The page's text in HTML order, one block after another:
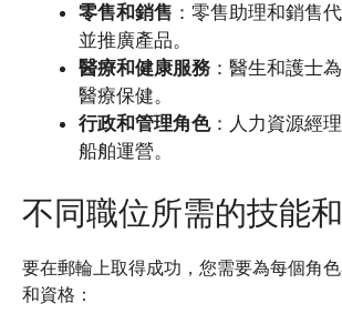
零售和銷售 ：零售助理和銷售
並推廣產品。
醫療和健康服務 ：醫生和護士
醫療保健。
行政和管理角色：人力資源經
船舶運營。
不同職位所需的技能
要在郵輪上取得成功，您需要為每個角
和資格：